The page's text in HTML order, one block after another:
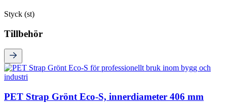
Styck (st)
Tillbehör
PET Strap Grönt Eco-S, innerdiameter 406 mm